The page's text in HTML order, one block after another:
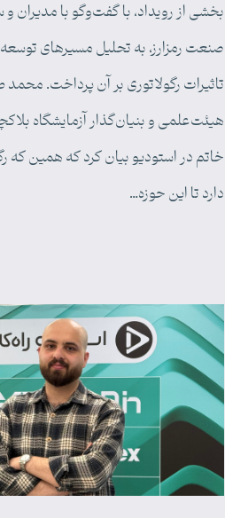
بخشی از رویداد، با گفت‌وگو با مدیران و
صنعت رمزارز، به تحلیل مسیرهای
تاثیرات رگولاتوری بر آن پرداخت. محمد
هیئت‌علمی و بنیان‌گذار آزمایشگاه
خاتم در استودیو بیان کرد که همین که
دارد تا این حوزه…